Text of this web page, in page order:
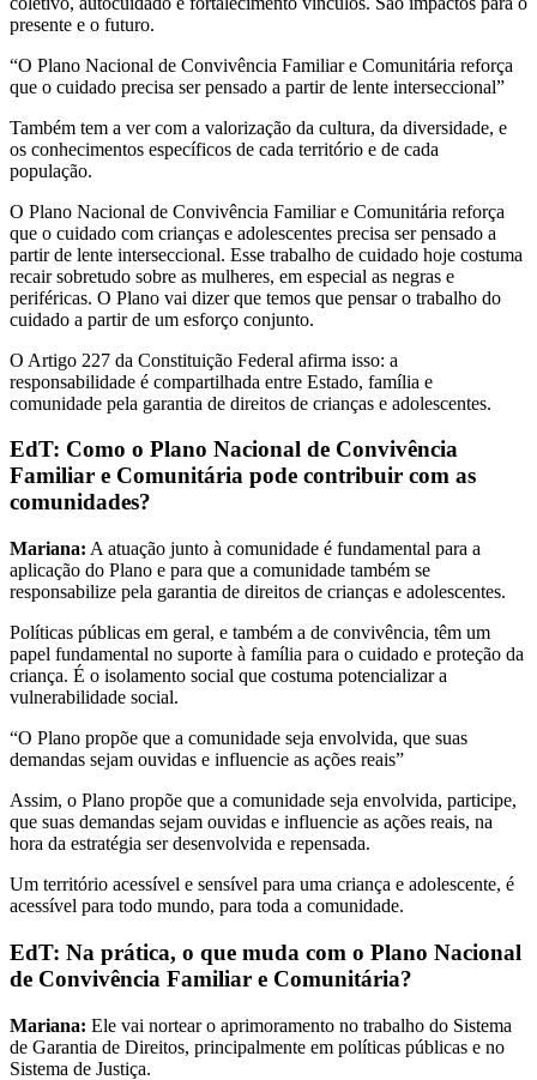
presente e o futuro.
“O Plano Nacional de Convivência Familiar e Comunitária reforça
que o cuidado precisa ser pensado a partir de lente interseccional”
Também tem a ver com a valorização da cultura, da diversidade, e
os conhecimentos específicos de cada território e de cada
população.
O Plano Nacional de Convivência Familiar e Comunitária reforça
que o cuidado com crianças e adolescentes precisa ser pensado a
partir de lente interseccional. Esse trabalho de cuidado hoje costuma
recair sobretudo sobre as mulheres, em especial as negras e
periféricas. O Plano vai dizer que temos que pensar o trabalho do
cuidado a partir de um esforço conjunto.
O Artigo 227 da Constituição Federal afirma isso: a
responsabilidade é compartilhada entre Estado, família e
comunidade pela garantia de direitos de crianças e adolescentes.
EdT: Como o Plano Nacional de Convivência
Familiar e Comunitária pode contribuir com as
comunidades?
Mariana: A atuação junto à comunidade é fundamental para a
aplicação do Plano e para que a comunidade também se
responsabilize pela garantia de direitos de crianças e adolescentes.
Políticas públicas em geral, e também a de convivência, têm um
papel fundamental no suporte à família para o cuidado e proteção da
criança. É o isolamento social que costuma potencializar a
vulnerabilidade social.
“O Plano propõe que a comunidade seja envolvida, que suas
demandas sejam ouvidas e influencie as ações reais”
Assim, o Plano propõe que a comunidade seja envolvida, participe,
que suas demandas sejam ouvidas e influencie as ações reais, na
hora da estratégia ser desenvolvida e repensada.
Um território acessível e sensível para uma criança e adolescente, é
acessível para todo mundo, para toda a comunidade.
EdT: Na prática, o que muda com o Plano Nacional
de Convivência Familiar e Comunitária?
Mariana: Ele vai nortear o aprimoramento no trabalho do Sistema
de Garantia de Direitos, principalmente em políticas públicas e no
Sistema de Justiça.